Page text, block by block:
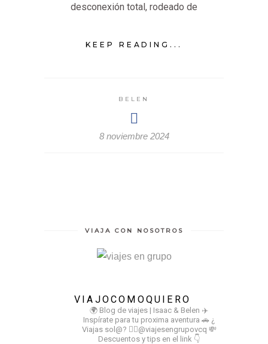
desconexión total, rodeado de
KEEP READING...
BELEN
8 noviembre 2024
VIAJA CON NOSOTROS
VIAJOCOMOQUIERO
🌍 Blog de viajes | Isaac & Belen ✈️
Inspírate para tu proxima aventura 🚗 ¿
Viajas sol@? 👉🏻@viajesengrupovcq 💸
Descuentos y tips en el link 👇